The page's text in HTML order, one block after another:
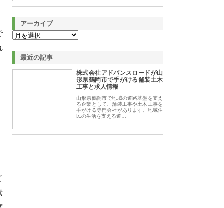
アーカイブ
最近の記事
株式会社アドバンスロードが山
形県鶴岡市で手がける舗装土木
工事と求人情報
山形県鶴岡市で地域の道路基盤を支え
る企業として、舗装工事や土木工事を
手がける専門会社があります。地域住
民の生活を支える道…